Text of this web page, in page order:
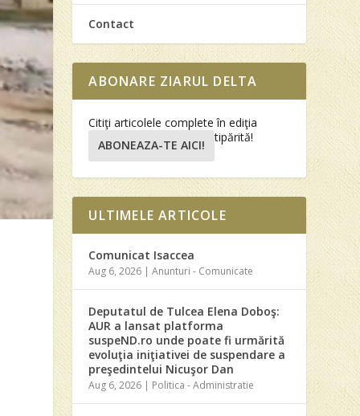
Contact
ABONARE ZIARUL DELTA
Citiţi articolele complete în ediţia
tipărită!
ABONEAZA-TE AICI!
ULTIMELE ARTICOLE
Comunicat Isaccea
Aug 6, 2026 |Anunturi - Comunicate
Deputatul de Tulcea Elena Doboş:
AUR a lansat platforma
suspeND.ro unde poate fi urmărită
evoluţia iniţiativei de suspendare a
preşedintelui Nicuşor Dan
Aug 6, 2026 | Politica - Administratie